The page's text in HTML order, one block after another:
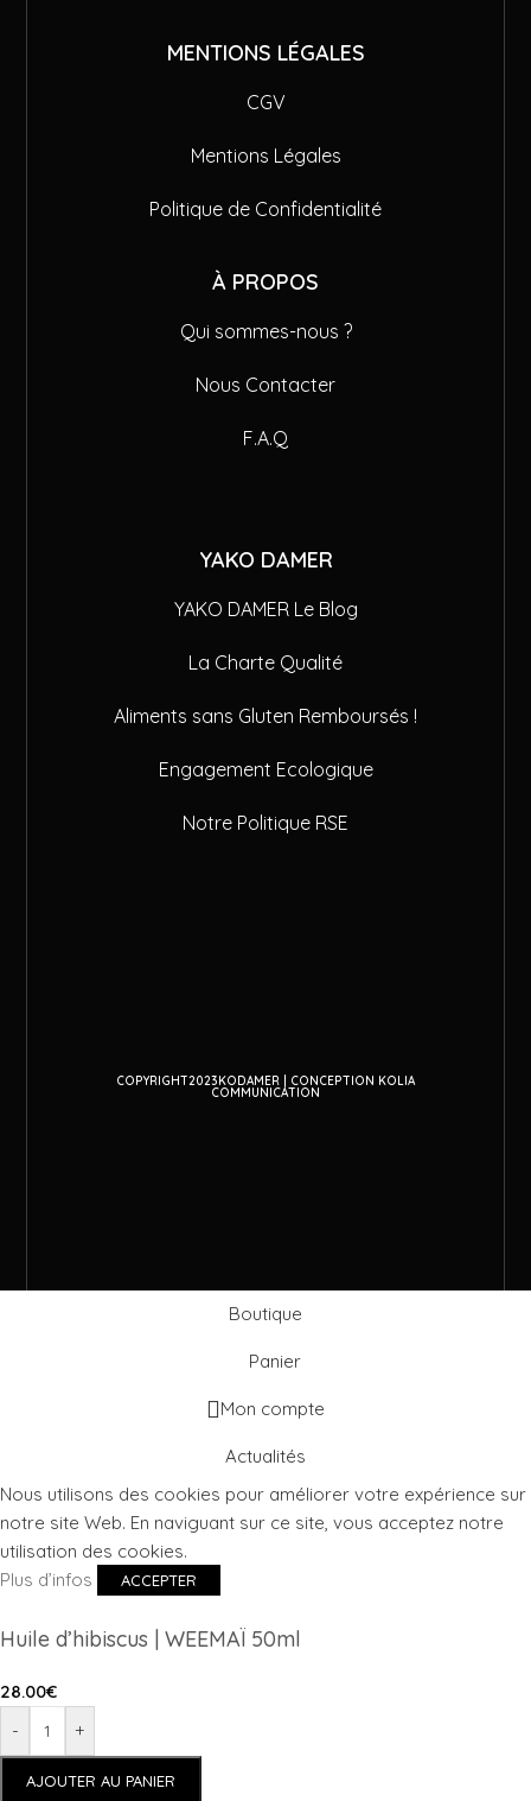
MENTIONS LÉGALES
CGV
Mentions Légales
Politique de Confidentialité
À PROPOS
Qui sommes-nous ?
Nous Contacter
F.A.Q
YAKO DAMER
YAKO DAMER Le Blog
La Charte Qualité
Aliments sans Gluten Remboursés !
Engagement Ecologique
Notre Politique RSE
COPYRIGHT2023KODAMER | CONCEPTION KOLIA
COMMUNICATION
Boutique
Panier
Mon compte
Actualités
Nous utilisons des cookies pour améliorer votre expérience sur
notre site Web. En naviguant sur ce site, vous acceptez notre
utilisation des cookies.
Plus d’infos
ACCEPTER
Huile d’hibiscus | WEEMAÏ 50ml
28.00€
-
+
AJOUTER AU PANIER